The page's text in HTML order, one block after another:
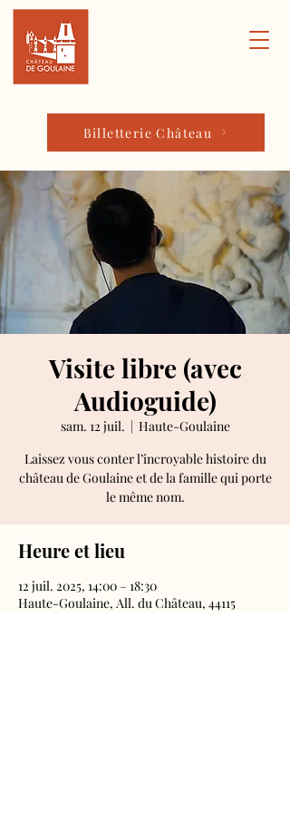
Billetterie Château
Visite libre (avec
Audioguide)
sam. 12 juil.
  |
Haute-Goulaine
Laissez vous conter l’incroyable histoire du
château de Goulaine et de la famille qui porte
le même nom.
Heure et lieu
12 juil. 2025, 14:00 – 18:30
Haute-Goulaine, All. du Château, 44115